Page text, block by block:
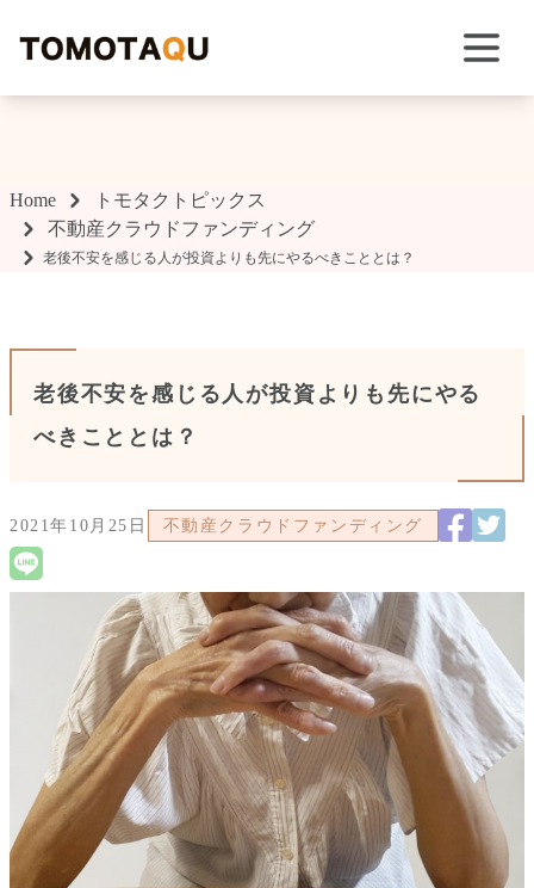
Home
トモタクトピックス
不動産クラウドファンディング
老後不安を感じる人が投資よりも先にやるべきこととは？
老後不安を感じる人が投資よりも先にやる
べきこととは？
2021年10月25日 不動産クラウドファンディング